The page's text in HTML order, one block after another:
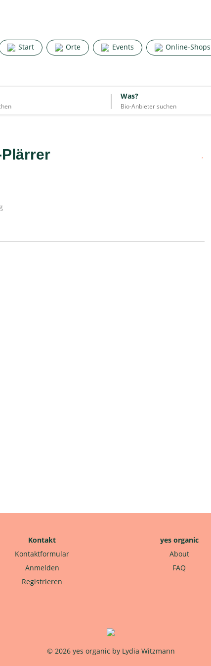
Start Orte Events Online-Shops
Was?
Start Orte Events Online-Shops
Was?
Kontakt
Kontaktformular
Anmelden
Registrieren
yes organic
About
FAQ
© 2026 yes organic by Lydia Witzmann